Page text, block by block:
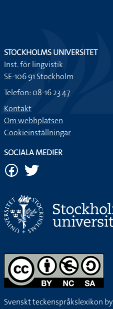
STOCKHOLMS UNIVERSITET
Inst. för lingvistik
SE-106 91 Stockholm
Telefon: 08-16 23 47
Kontakt
Om webbplatsen
Cookieinställningar
SOCIALA MEDIER
Svenskt teckenspråkslexikon by